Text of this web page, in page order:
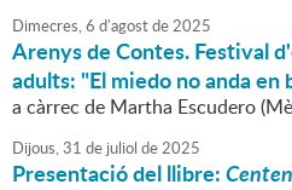
Dimecres,6 d'agostde2025
Arenys de Contes. Festival
adults: "El miedo no anda en
a càrrec de Martha Escudero
Dijous,31 de juliol de2025
Presentació del llibre: